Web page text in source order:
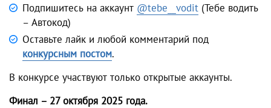
Подпишитесь на аккаунт @tebe__vodit (Тебе водить
– Автокод)
Оставьте лайк и любой комментарий под
конкурсным постом.
В конкурсе участвуют только открытые аккаунты.
Финал – 27 октября 2025 года.